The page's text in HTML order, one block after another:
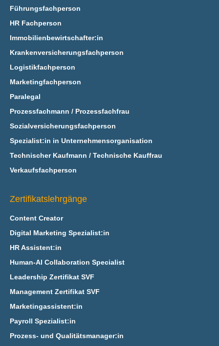
Führungsfachperson
HR Fachperson
Immobilienbewirtschafter:in
Krankenversicherungsfachperson
Logistikfachperson
Marketingfachperson
Paralegal
Prozessfachmann / Prozessfachfrau
Sozialversicherungsfachperson
Spezialist:in in Unternehmensorganisation
Technischer Kaufmann / Technische Kauffrau
Verkaufsfachperson
Zertifikatslehrgänge
Content Creator
Digital Marketing Spezialist:in
HR Assistent:in
Human-AI Collaboration Specialist
Leadership Zertifikat SVF
Management Zertifikat SVF
Marketingassistent:in
Payroll Spezialist:in
Prozess- und Qualitätsmanager:in